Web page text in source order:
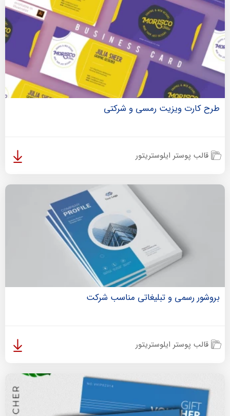
طرح کارت ویزیت رمسی و شرکتی
قالب پوستر ایلوستریتور
بروشور رسمی و تبلیغاتی مناسب شرکت
قالب پوستر ایلوستریتور